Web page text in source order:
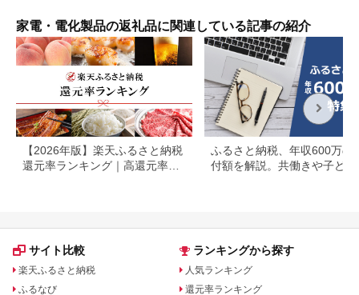
家電・電化製品の返礼品に関連している記事の紹介
【2026年版】楽天ふるさと納税
還元率ランキング｜高還元率返
ふるさと納税、年収600万の
付額を解説。共働きや子ども
サイト比較
楽天ふるさと納税
ふるなび
ランキングから探す
人気ランキング
還元率ランキング